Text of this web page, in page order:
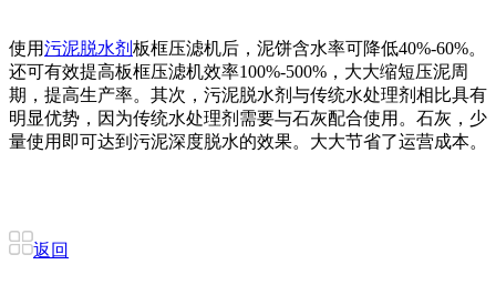
使用污泥脱水剂 板框压滤机后，泥饼含水率可降低40%-60%。
还可有效提高板框压滤机效率100%-500%，大大缩短压泥周
期，提高生产率。其次，污泥脱水剂与传统水处理剂相比具有
明显优势，因为传统水处理剂需要与石灰配合使用。石灰，少
量使用即可达到污泥深度脱水的效果。大大节省了运营成本。
返回